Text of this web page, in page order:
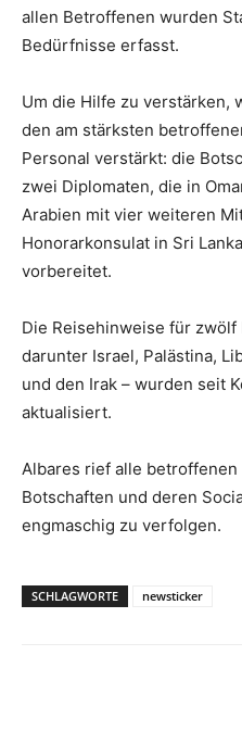
allen Betroffenen wurden
Bedürfnisse erfasst.
Um die Hilfe zu verstärken,
den am stärksten
Personal verstärkt: die
zwei Diplomaten, die in
Arabien mit vier weiteren
Honorarkonsulat in Sri
vorbereitet.
Die Reisehinweise für zwölf
darunter Israel, Palästina,
und den Irak – wurden seit
aktualisiert.
Albares rief alle betroffenen
Botschaften und deren
engmaschig zu verfolgen.
SCHLAGWORTE newsticker